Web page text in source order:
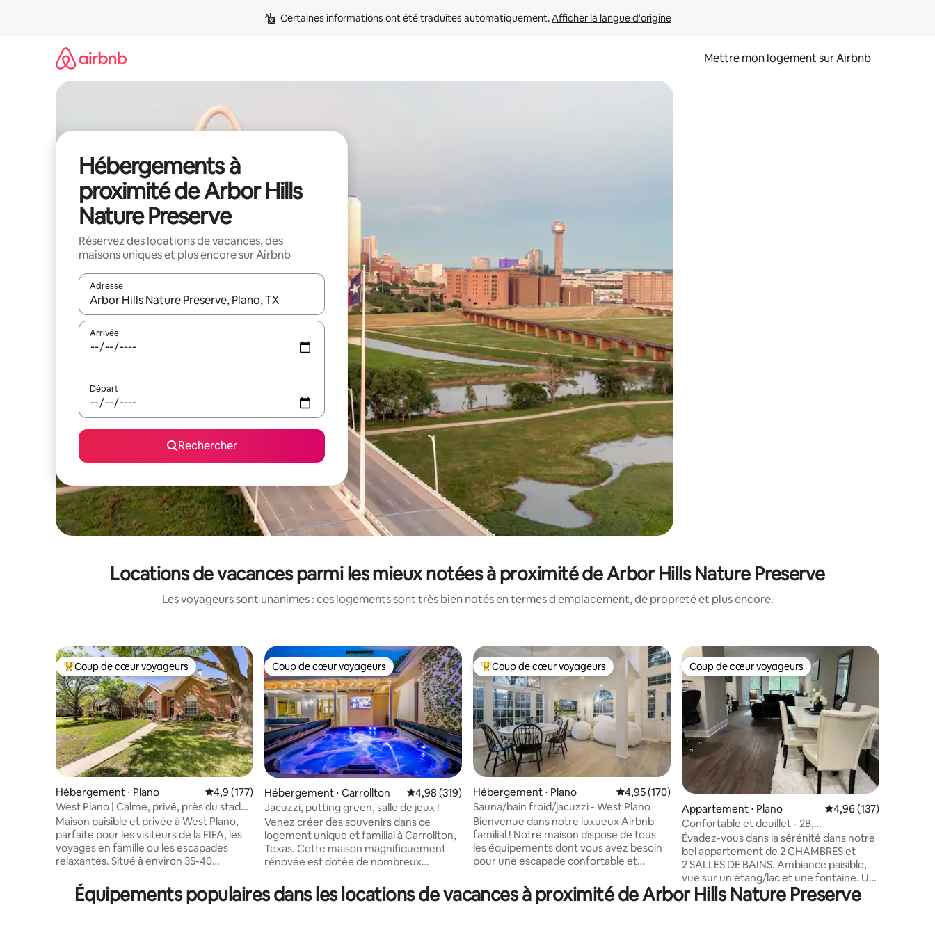
Certaines informations ont été traduites automatiquement. Afficher la langue d'origine
Mettre mon logement sur Airbnb
Hébergements à
proximité de Arbor Hills
Nature Preserve
Réservez des locations de vacances, des
maisons uniques et plus encore sur Airbnb
Adresse
Lorsque les résultats s'affichent, utilisez les flèches vers le haut et vers le bas pour les parcourir ou en appuyant et en faisant glisser.
Arrivée
Départ
Rechercher
Locations de vacances parmi les mieux notées à proximité de Arbor Hills Nature Preserve
Les voyageurs sont unanimes : ces logements sont très bien notés en termes d'emplacement, de propreté et plus encore.
Coups de cœur voyageurs les plus appréciés
Coup de cœur voyageurs
Hébergement ⋅ Plano Évaluation moyenne sur la base de 177 commentaires : 4,9 sur 5
4,9 (177)
West Plano | Calme, privé, près du stade
AT&T
Maison paisible et privée à West Plano,
parfaite pour les visiteurs de la FIFA, les
voyages en famille ou les escapades
relaxantes. Situé à environ 35-40
facile à Legacy West, Grandscape, aux
magasins et aux restaurants. Les
Coup de cœur voyageurs
Coup de cœur voyageurs
Hébergement ⋅ Carrollton Évaluation moyenne sur la base de 319 commentaires : 4,98 sur 5
4,98 (319)
Jacuzzi, putting green, salle de jeux !
Venez créer des souvenirs dans ce
logement unique et familial à Carrollton,
Texas. Cette maison magnifiquement
rénovée est dotée de nombreux
garage a été converti en salle de jeu avec
climatisation/chauffage pour que vous
Coups de cœur voyageurs les plus appréciés
Coup de cœur voyageurs
Hébergement ⋅ Plano Évaluation moyenne sur la base de 170 commentaires : 4,95 sur 5
4,95 (170)
Sauna/bain froid/jacuzzi - West Plano
Bienvenue dans notre luxueux Airbnb
familial ! Notre maison dispose de tous
les équipements dont vous avez besoin
pour une escapade confortable et
des films et des émissions de télévision
sur l'immense écran de 85 pouces,
Coup de cœur voyageurs
Coup de cœur voyageurs
Appartement ⋅ Plano Évaluation moyenne
4,96 (137)
Confortable et douillet - 2B,
appartement 2B @ Legacy Plano.
Évadez-vous dans la sérénité dans notre
bel appartement de 2 CHAMBRES et
2 SALLES DE BAINS. Ambiance paisible,
vue sur un étang/lac et une fontaine. Un
parc parfait pour une promenade
relaxante, une détente assise ou pour
Équipements populaires dans les locations de vacances à proximité de Arbor Hills Nature Preserve